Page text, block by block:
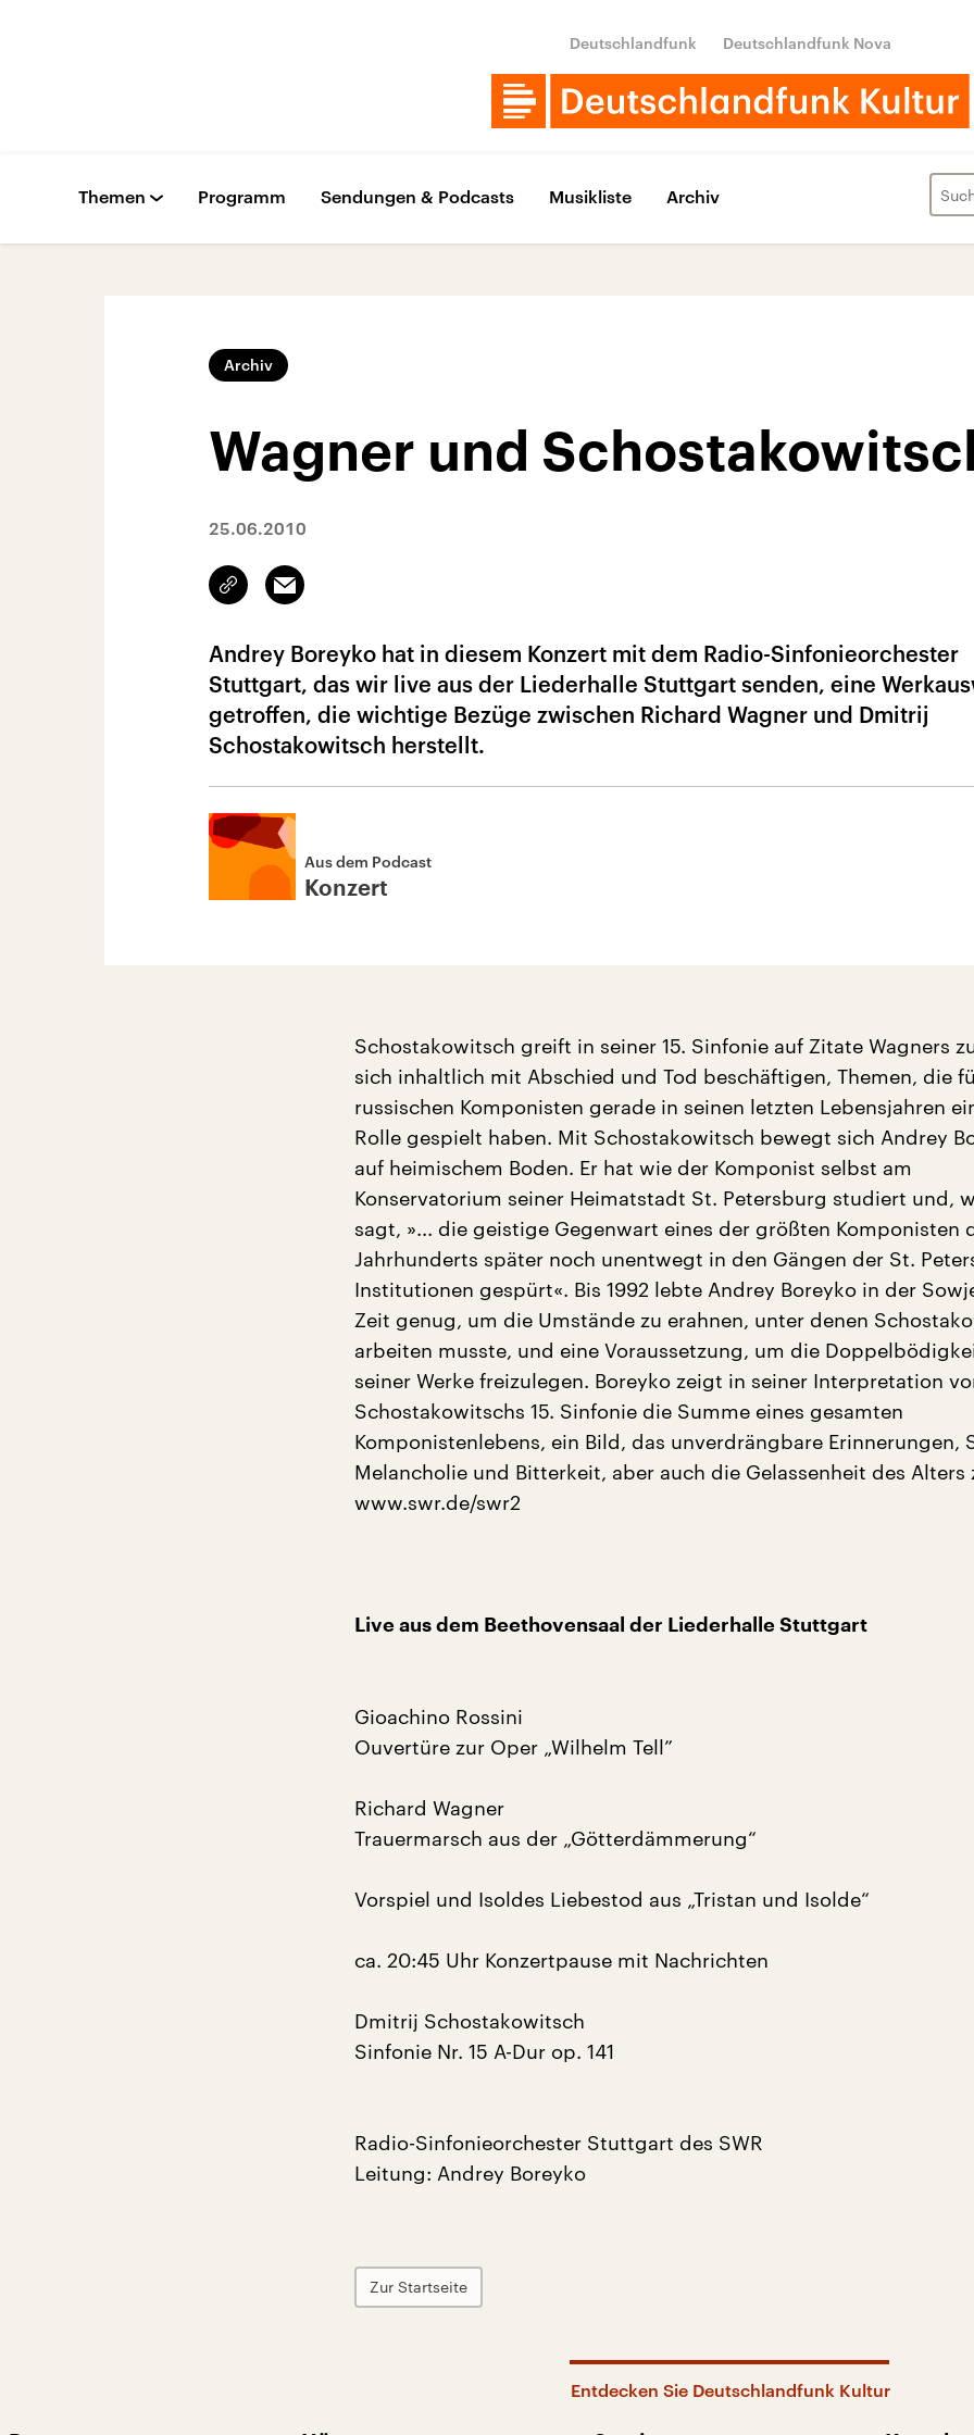
Deutschlandfunk Deutschlandfunk Nova
Themen Programm Sendungen & Podcasts Musikliste Archiv
Archiv
Wagner und
25.06.2010
Link
kopieren/teilen
Email
Andrey Boreyko hat in diesem Konzert mit dem Radio-Sinfonieorchester
Stuttgart, das wir live aus der Liederhalle Stuttgart senden, eine
getroffen, die wichtige Bezüge zwischen Richard Wagner und Dmitrij
Schostakowitsch herstellt.
Aus dem Podcast
Konzert
Schostakowitsch greift in seiner 15. Sinfonie auf Zitate Wagners
sich inhaltlich mit Abschied und Tod beschäftigen, Themen, die
russischen Komponisten gerade in seinen letzten Lebensjahren
Rolle gespielt haben. Mit Schostakowitsch bewegt sich Andrey
auf heimischem Boden. Er hat wie der Komponist selbst am
Konservatorium seiner Heimatstadt St. Petersburg studiert und,
sagt, »... die geistige Gegenwart eines der größten Komponisten
Jahrhunderts später noch unentwegt in den Gängen der St.
Institutionen gespürt«. Bis 1992 lebte Andrey Boreyko in der
Zeit genug, um die Umstände zu erahnen, unter denen
arbeiten musste, und eine Voraussetzung, um die
seiner Werke freizulegen. Boreyko zeigt in seiner Interpretation
Schostakowitschs 15. Sinfonie die Summe eines gesamten
Komponistenlebens, ein Bild, das unverdrängbare Erinnerungen,
Melancholie und Bitterkeit, aber auch die Gelassenheit des Alters
www.swr.de/swr2
Live aus dem Beethovensaal der Liederhalle Stuttgart
Gioachino Rossini
Ouvertüre zur Oper „Wilhelm Tell”
Richard Wagner
Trauermarsch aus der „Götterdämmerung“
Vorspiel und Isoldes Liebestod aus „Tristan und Isolde“
ca. 20:45 Uhr Konzertpause mit Nachrichten
Dmitrij Schostakowitsch
Sinfonie Nr. 15 A-Dur op. 141
Radio-Sinfonieorchester Stuttgart des SWR
Leitung: Andrey Boreyko
Zur Startseite
Entdecken Sie Deutschlandfunk Kultur